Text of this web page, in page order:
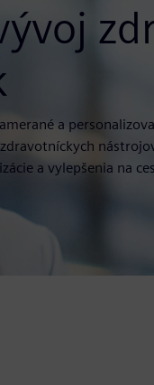
a
a vylepšenia na